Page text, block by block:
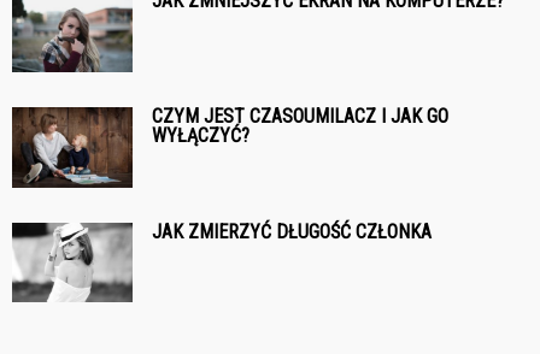
CZYM JEST CZASOUMILACZ I JAK GO
WYŁĄCZYĆ?
JAK ZMIERZYĆ DŁUGOŚĆ CZŁONKA